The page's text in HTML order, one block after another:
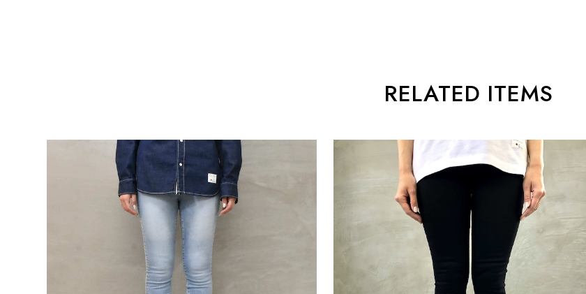
RELATED ITEMS